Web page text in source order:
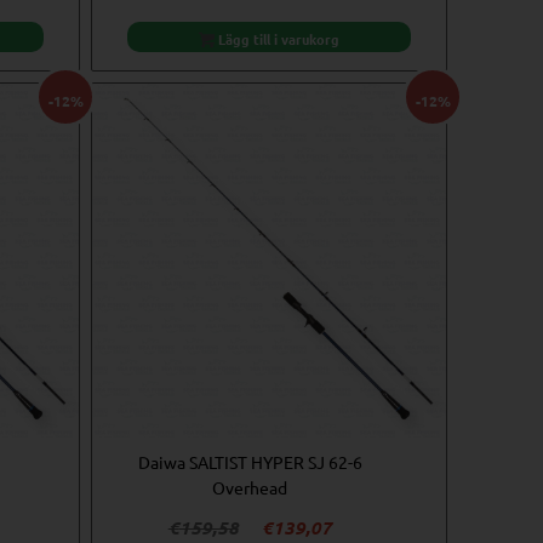
var:
är:
Lägg till i varukorg
-12% -12%
Daiwa SALTIST HYPER SJ 62-6
Overhead
€159,58
Det
€139,07Det